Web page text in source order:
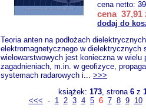
cena netto:
cena 37,91
dodaj do
Teoria anten na podłożach
elektromagnetycznego w dielektrycznych
wielowarstwowych jest konieczna w wielu
zagadnieniach, m.in. w geofizyce,
systemach radarowych i... >>>
książek: 173, strona 6z
<<< - 1 2 3 4 5 6 7 8 9
10